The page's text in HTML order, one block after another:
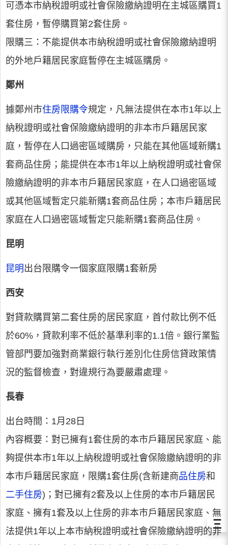
可憑本市納稅證明或社會保險繳納證明在主城區購買1
套住房，暫停購買第2套住房。
限購三：不能提供本市納稅證明或社會保險繳納證明
的外地戶籍居民家庭暫停在主城區購房。
鄭州
據鄭州市住房限購令規定，凡無法提供在本市1年以上
納稅證明或社會保險繳納證明的非本市戶籍居民家
庭，暫停在人口過密區域購房，只能在其他區域新購1
套商品住房；能提供在本市1年以上納稅證明或社會保
險繳納證明的非本市戶籍居民家庭，在人口過密區域
或其他區域暫定只能新購1套商品住房；本市戶籍居民
家庭在人口過密區域暫定只能新購1套商品住房。
昆明
昆明出台限購令一個家庭限購1套新房
西安
對貸款購買第二套住房的居民家庭，首付款比例不低
於60%，貸款利率不低於基準利率的1.1倍。銀行業監
管部門要加強對商業銀行執行差別化住房信貸政策情
況的監督檢查，對違規行為要嚴肅處理。
長春
出台時間：1月28日
內容概要：對已擁有1套住房的本市戶籍居民家庭、能
夠提供本市1年以上納稅證明或社會保險繳納證明的非
本市戶籍居民家庭，限購1套住房(含新建商品住房和
二手住房)；對已擁有2套及以上住房的本市戶籍居民
家庭、擁有1套及以上住房的非本市戶籍居民家庭、無
法提供1年以上本市納稅證明或社會保險繳納證明的非
Ξ